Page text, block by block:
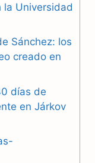
la Universidad
Sánchez: los
creado en
días de
en Járkov